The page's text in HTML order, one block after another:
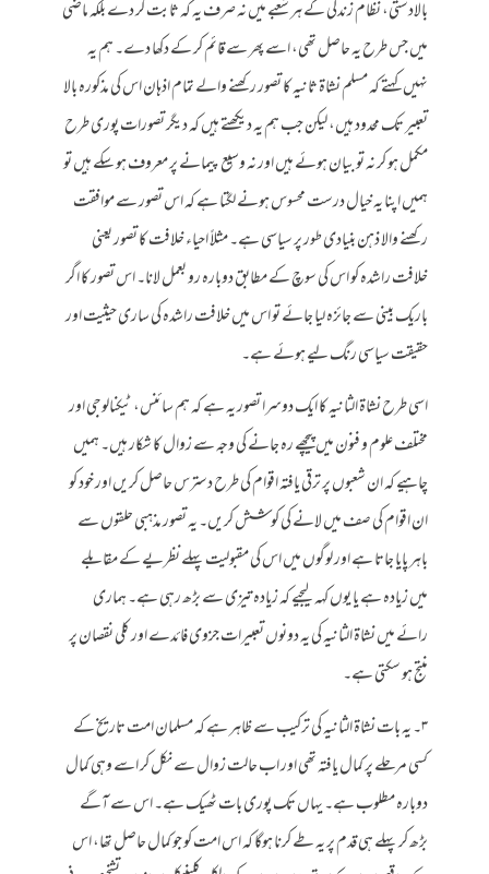
بالادستی، نظام زندگی کے ہر شعبے میں نہ صرف یہ کہ ثابت کر دے بلکہ ماضی
میں جس طرح یہ حاصل تھی، اسے پھر سے قائم کر کے دکھا دے۔ ہم یہ
نہیں کہتے کہ مسلم نشاۃ ثانیہ کا تصور رکھنے والے تمام اذہان اس کی مذکورہ بالا
تعبیر تک محدود ہیں، لیکن جب ہم یہ دیکھتے ہیں کہ دیگر تصورات پوری طرح
مکمل ہو کر نہ تو بیان ہوئے ہیں اور نہ وسیع پیمانے پر معروف ہو سکے ہیں تو
ہمیں اپنا یہ خیال درست محسوس ہونے لگتا ہے کہ اس تصور سے موافقت
رکھنے والا ذہن بنیادی طور پر سیاسی ہے۔ مثلاً احیاء خلافت کا تصور یعنی
خلافت راشدہ کو اس کی سوچ کے مطابق دوبارہ رو بعمل لانا۔ اس تصور کا اگر
باریک بینی سے جائزہ لیا جائے تو اس میں خلافت راشدہ کی ساری حیثیت اور
حقیقت سیاسی رنگ لیے ہوئے ہے۔
اسی طرح نشاۃ الثانیہ کا ایک دوسرا تصور یہ ہے کہ ہم سائنس، ٹیکنالوجی اور
مختلف علوم و فنون میں پیچھے رہ جانے کی وجہ سے زوال کا شکار ہیں۔ ہمیں
چاہیے کہ ان شعبوں پر ترقی یافتہ اقوام کی طرح دسترس حاصل کریں اور خود کو
ان اقوام کی صف میں لانے کی کوشش کریں۔ یہ تصور مذہبی حلقوں سے
باہر پایا جاتا ہے اور لوگوں میں اس کی مقبولیت پہلے نظریے کے مقابلے
میں زیادہ ہے یا یوں کہہ لیجیے کہ زیادہ تیزی سے بڑھ رہی ہے۔ ہماری
رائے میں نشاۃ الثانیہ کی یہ دونوں تعبیرات جزوی فائدے اور کلی نقصان پر
منتج ہو سکتی ہے۔
۳۔ یہ بات نشاۃ الثانیہ کی ترکیب سے ظاہر ہے کہ مسلمان امت تاریخ کے
کسی مرحلے پر کمال یافتہ تھی اور اب حالت زوال سے نکل کر اسے وہی کمال
دوبارہ مطلوب ہے۔ یہاں تک پوری بات ٹھیک ہے۔ اس سے آگے
بڑھ کر پہلے ہی قدم پر یہ طے کرنا ہوگا کہ اس امت کو جو کمال حاصل تھا، اس